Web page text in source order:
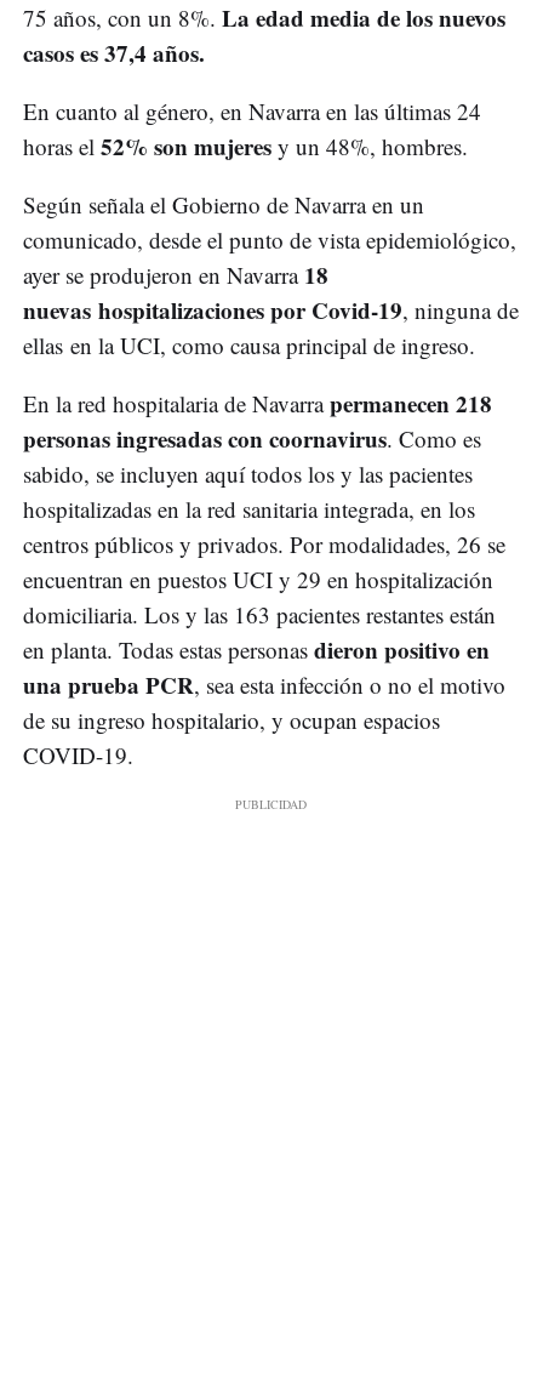
75 años, con un 8%. La edad media de los nuevos
casos es 37,4 años.
En cuanto al género, en Navarra en las últimas 24
horas el 52% son mujeres y un 48%, hombres.
Según señala el Gobierno de Navarra en un
comunicado, desde el punto de vista epidemiológico,
ayer se produjeron en Navarra 18
nuevas hospitalizaciones por Covid-19, ninguna de
ellas en la UCI, como causa principal de ingreso.
En la red hospitalaria de Navarrapermanecen 218
personas ingresadas con coornavirus. Como es
sabido, se incluyen aquí todos los y las pacientes
hospitalizadas en la red sanitaria integrada, en los
centros públicos y privados. Por modalidades, 26 se
encuentran en puestos UCI y 29 en hospitalización
domiciliaria. Los y las 163 pacientes restantes están
en planta. Todas estas personas dieron positivo en
una prueba PCR, sea esta infección o no el motivo
de su ingreso hospitalario, y ocupan espacios
COVID-19.